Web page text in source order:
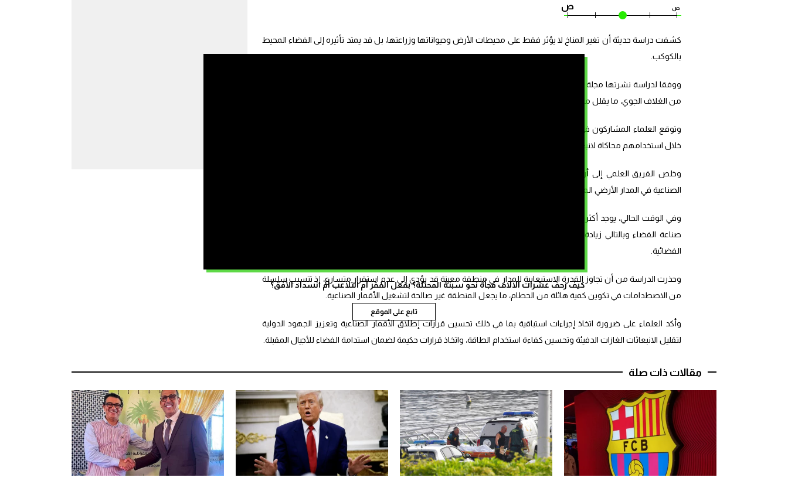
كيف زحف عشرات الالاف فجأة نحو سبتة المحتلة؟ بفعل الفقر أم التلاعب أم انسداد الأفق؟
تابع على الموقع
ص ص
كشفت دراسة حديثة أن تغير المناخ لا يؤثر فقط على محيطات الأرض وحيواناتها وزراعتها، بل قد يمتد تأثيره إلى الفضاء المحيط
بالكوكب.
من الغلاف الجوي، ما يقلل من قدرتها على استيعاب الأقمار الصناعية ويزيد من خطر الاصطدامات الفضائية.
وتوقع العلماء المشاركون في الدراسة انخفاضا صادما في قدرة المدار الأرضي المنخفض على استيعاب الأقمار الصناعية من
خلال استخدامهم محاكاة لانبعاثات الكربون طوال القرن الحالي.
وخلص الفريق العلمي إلى أن الاحترار العالمي الناجم عن حرق الفحم والنفط والغاز قد يقلل من المساحة المتاحة للأقمار
الصناعية في المدار الأرضي المنخفض بنسبة تتراوح بين 50 إلى 66 في المائة بسبب تأثيرات الغازات الدفيئة بحلول عام 2100.
صناعة الفضاء وبالتالي زيادة الانبعاثات التي ستؤثر على الفضاء المحيط بالكوكب وارتفاع احتمالات الاصطدام بين المركبات
الفضائية.
وحذرت الدراسة من أن تجاوز القدرة الاستيعابية للمدار في منطقة معينة قد يؤدي إلى عدم استقرار متسارع، إذ تتسبب سلسلة
من الاصطدامات في تكوين كمية هائلة من الحطام، ما يجعل المنطقة غير صالحة لتشغيل الأقمار الصناعية.
وأكد العلماء على ضرورة اتخاذ إجراءات استباقية بما في ذلك تحسين قرارات إطلاق الأقمار الصناعية وتعزيز الجهود الدولية
لتقليل الانبعاثات الغازات الدفيئة وتحسين كفاءة استخدام الطاقة، واتخاذ قرارات حكيمة لضمان استدامة الفضاء للأجيال المقبلة.
مقالات ذات صلة